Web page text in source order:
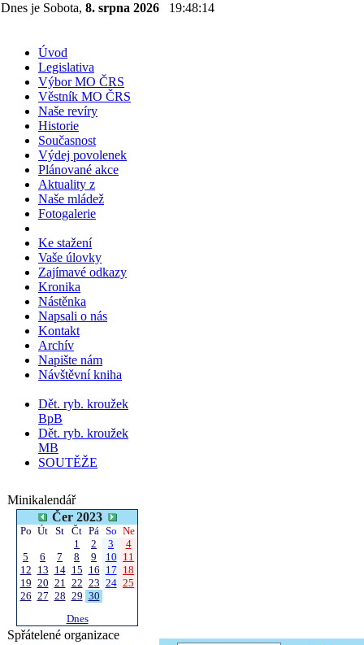
Dnes je Sobota, 8. srpna 2026 19:48:14
Úvod
Legislativa
Výbor MO ČRS
Věstník MO ČRS
Naše revíry
Historie
Současnost
Výdej povolenek
Plánované akce
Aktuality z
Naše mládež
Fotogalerie
Ke stažení
Vaše úlovky
Zajímavé odkazy
Kronika
Nástěnka
Napsali o nás
Kontakt
Archív
Napište nám
Návštěvní kniha
Dět. ryb. kroužek
BpB
Dět. ryb. kroužek
MB
SOUTĚŽE
Minikalendář
Čer 2023
Po Út St Čt Pá So Ne
1
2 3
4
5
6 7 8 9 10 11
12 13 14 15 16 17 18
19 20 21 22 23 24 25
26 27 28 29 30
Dnes
Spřátelené organizace